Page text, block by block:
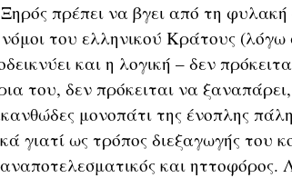
πρέπει να βγει από τη φυλακή
νόμοι του ελληνικού Κράτους
και η λογική – δεν
του, δεν πρόκειται να
μονοπάτι της ένοπλης
γιατί ως τρόπος διεξαγωγής του
και ηττοφόρος.